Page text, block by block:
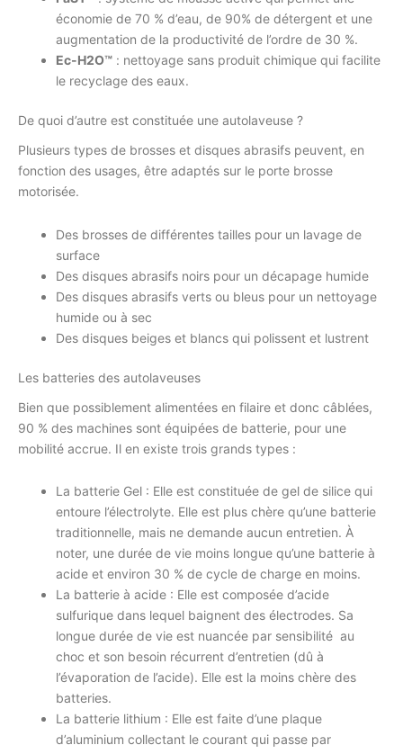
économie de 70 % d’eau, de 90% de détergent et une
augmentation de la productivité de l’ordre de 30 %.
Ec-H2O™ : nettoyage sans produit chimique qui facilite
le recyclage des eaux.
De quoi d’autre est constituée une autolaveuse ?
Plusieurs types de brosses et disques abrasifs peuvent, en
fonction des usages, être adaptés sur le porte brosse
motorisée.
Des brosses de différentes tailles pour un lavage de
surface
Des disques abrasifs noirs pour un décapage humide
Des disques abrasifs verts ou bleus pour un nettoyage
humide ou à sec
Des disques beiges et blancs qui polissent et lustrent
Les batteries des autolaveuses
Bien que possiblement alimentées en filaire et donc câblées,
90 % des machines sont équipées de batterie, pour une
mobilité accrue. Il en existe trois grands types :
La batterie Gel : Elle est constituée de gel de silice qui
entoure l’électrolyte. Elle est plus chère qu’une batterie
traditionnelle, mais ne demande aucun entretien. À
noter, une durée de vie moins longue qu’une batterie à
acide et environ 30 % de cycle de charge en moins.
La batterie à acide : Elle est composée d’acide
sulfurique dans lequel baignent des électrodes. Sa
longue durée de vie est nuancée par sensibilité au
choc et son besoin récurrent d’entretien (dû à
l’évaporation de l’acide). Elle est la moins chère des
batteries.
La batterie lithium : Elle est faite d’une plaque
d’aluminium collectant le courant qui passe par